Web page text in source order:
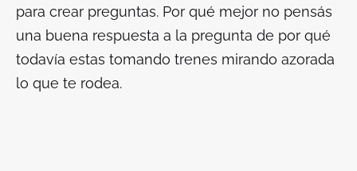
para crear preguntas. Por qué mejor no pensás
una buena respuesta a la pregunta de por qué
todavía estas tomando trenes mirando azorada
lo que te rodea.